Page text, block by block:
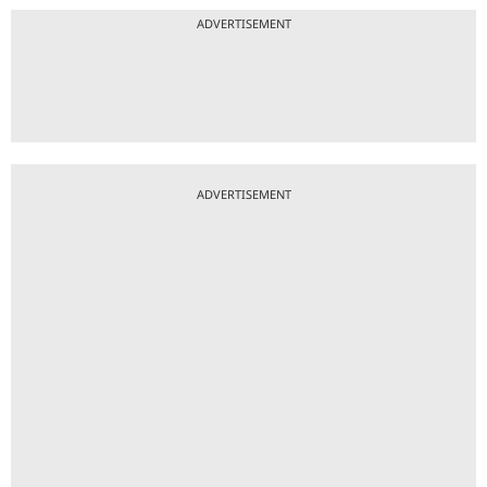
ADVERTISEMENT
ADVERTISEMENT